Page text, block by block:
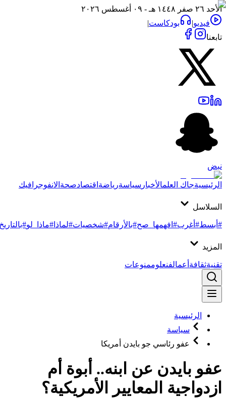
الأحد ٢٦ صفر ١٤٤٨ هـ - ٠٩ أغسطس ٢٠٢٦
فيديو| بودكاست|
تابعنا
نبض
الرئيسيةجاك العلمالأخبار سياسةرياضةاقتصادصحةالانفوجرافيك
السلاسل
#أبسط#أغرب#افهمها_صح#بالأرقام#شخصيات#لماذا #ماذا_لو#بالتاريخ
المزيد
تقنيةثقافةأعمالفنعلوممنوعات
الرئيسية
سياسة
عفو رئاسي جو بايدن أمريكا
عفو بايدن عن ابنه.. أبوة أم
ازدواجية المعايير الأمريكية؟